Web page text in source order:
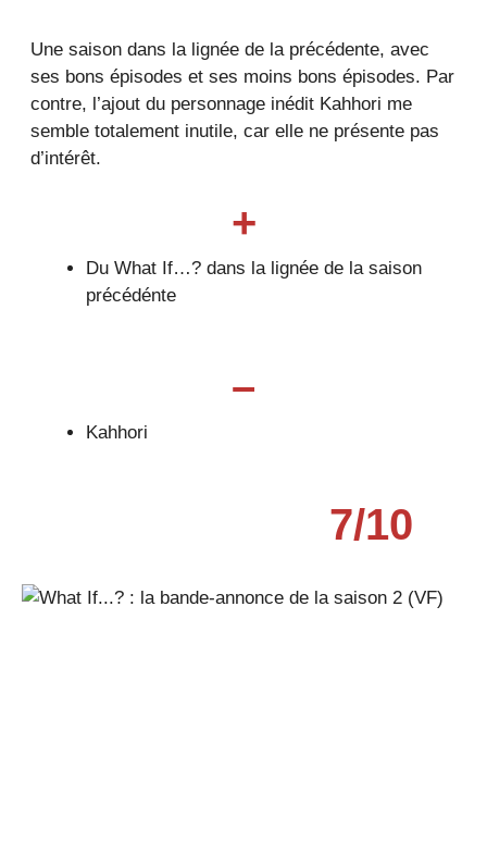
Une saison dans la lignée de la précédente, avec
ses bons épisodes et ses moins bons épisodes. Par
contre, l’ajout du personnage inédit Kahhori me
semble totalement inutile, car elle ne présente pas
d’intérêt.
+
Du What If…? dans la lignée de la saison
précédénte
–
Kahhori
7/10